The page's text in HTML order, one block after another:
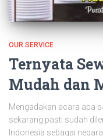
OUR SERVICE
Ternyata
Mudah dan
Mengadakan acara apa
sekarang pasti sudah
Indonesia sebagai